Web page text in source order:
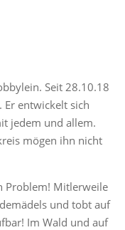
Seit 28.10.18
entwickelt sich
jedem und allem.
mögen ihn nicht
Problem! Mitlerweile
und tobt auf
Im Wald und auf